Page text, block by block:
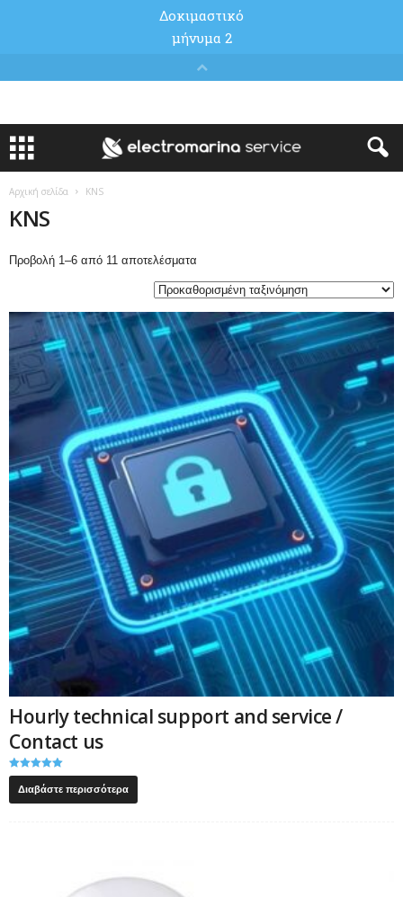
Αρχική σελίδα KNS
KNS
Προβολή 1–6 από 11 αποτελέσματα
Hourly technical support and service /
Contact us
Βαθμολογήθ
ηκε με
Διαβάστε περισσότερα